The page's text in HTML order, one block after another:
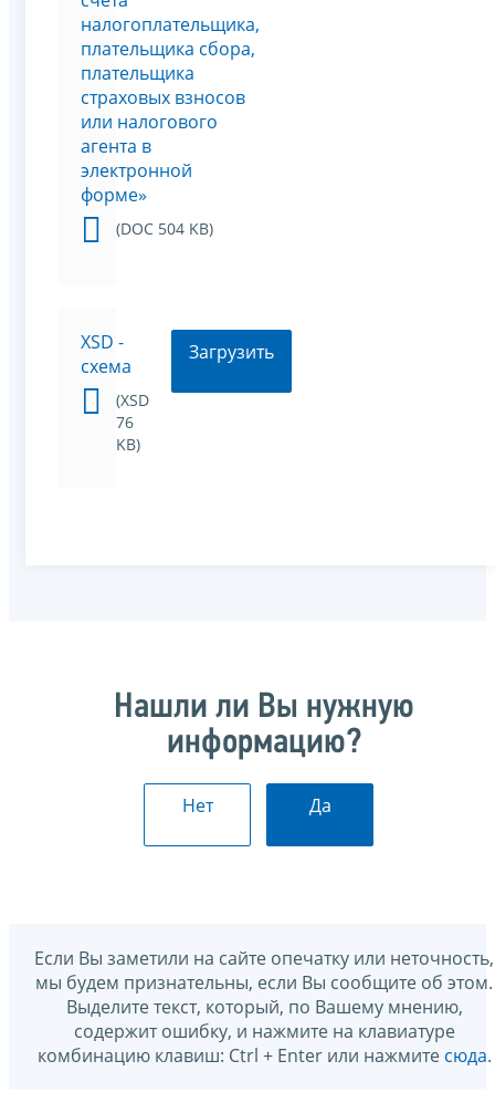
налогоплательщика,
плательщика сбора,
плательщика
страховых взносов
или налогового
агента в
электронной
форме»
(DOC 504 KB)
XSD -
схема
(XSD
76
KB)
Загрузить
Нашли ли Вы нужную
информацию?
Нет Да
Если Вы заметили на сайте опечатку или неточность,
мы будем признательны, если Вы сообщите об этом.
Выделите текст, который, по Вашему мнению,
содержит ошибку, и нажмите на клавиатуре
комбинацию клавиш: Ctrl + Enter или нажмите сюда.